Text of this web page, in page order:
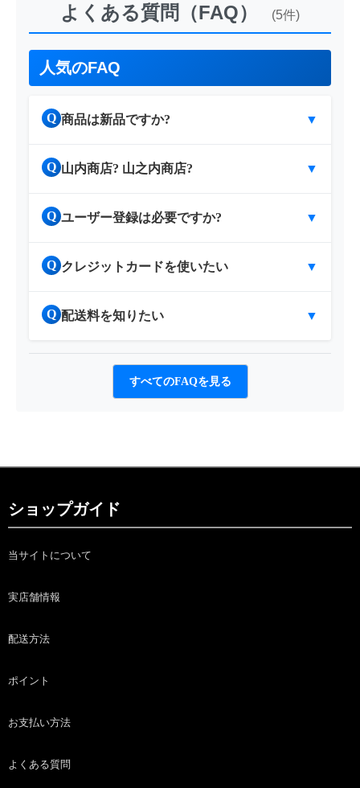
よくある質問（FAQ） (5件)
人気のFAQ
Q 商品は新品ですか? ▼
Q 山内商店? 山之内商店? ▼
Q ユーザー登録は必要ですか? ▼
Q クレジットカードを使いたい ▼
Q 配送料を知りたい ▼
すべてのFAQを見る
ショップガイド
当サイトについて
実店舗情報
配送方法
ポイント
お支払い方法
よくある質問